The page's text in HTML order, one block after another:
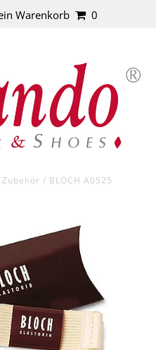
Warenkorb 0
/ BLOCH A0525